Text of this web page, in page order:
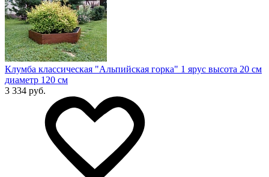
Клумба классическая "Альпийская горка" 1 ярус высота 20 см
диаметр 120 см
3 334 руб.